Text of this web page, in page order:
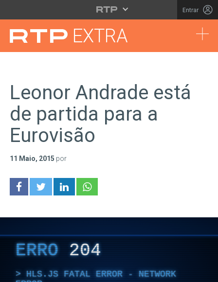
Saltar para o conteúdo principal
Entrar
EXTRA
Leonor Andrade está
de partida para a
Eurovisão
11 Maio, 2015 por